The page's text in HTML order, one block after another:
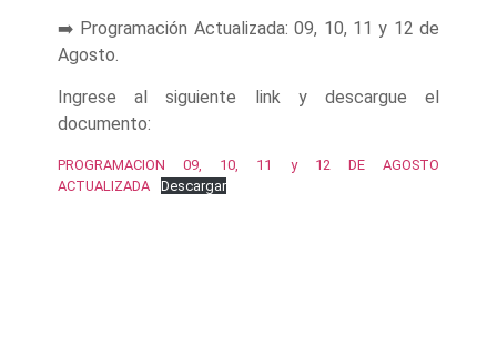
➡️ Programación Actualizada: 09, 10, 11 y 12 de
Agosto.
Ingrese al siguiente link y descargue el
documento:
PROGRAMACION 09, 10, 11 y 12 DE AGOSTO
ACTUALIZADA
Descargar